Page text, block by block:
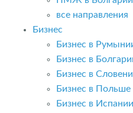
все направления
Бизнес
Бизнес в
Бизнес в
Бизнес в
Бизнес в Польше
Бизнес в Испании